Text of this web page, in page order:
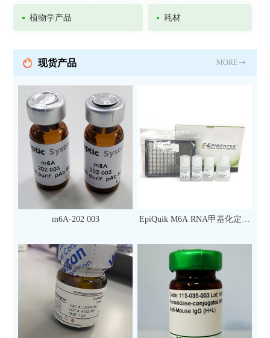
植物学产品 耗材
现货产品 MORE
m6A-202 003
EpiQuik M6A RNA甲基化定量
次）